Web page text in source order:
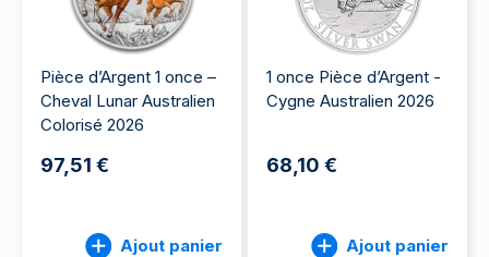
Pièce d’Argent 1 once –
Cheval Lunar Australien
Colorisé 2026
97,51 €
Ajout panier
1 once Pièce d’Argent -
Cygne Australien 2026
68,10 €
Ajout panier